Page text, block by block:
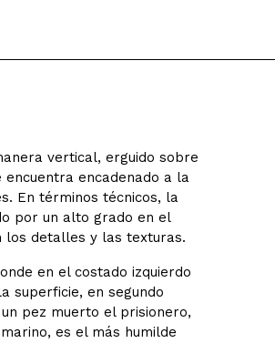
vertical, erguido sobre
encadenado a la
En términos técnicos, la
por un alto grado en el
los detalles y las texturas.
en el costado izquierdo
superficie, en segundo
pez muerto el prisionero,
es el más humilde